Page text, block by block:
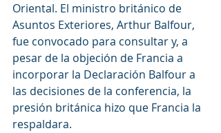
Oriental. El ministro británico de
Asuntos Exteriores, Arthur Balfour,
fue convocado para consultar y, a
pesar de la objeción de Francia a
incorporar la Declaración Balfour a
las decisiones de la conferencia, la
presión británica hizo que Francia la
respaldara.